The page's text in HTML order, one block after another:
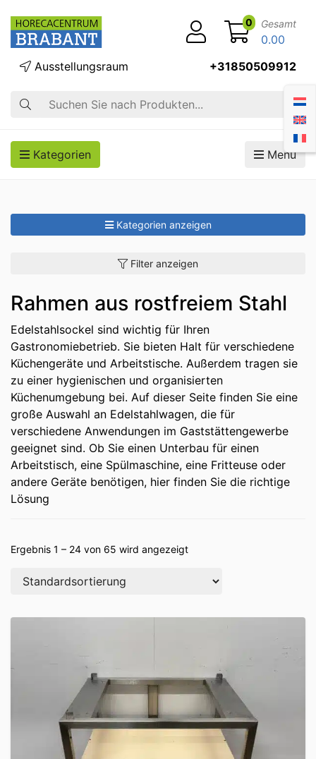
Suche
Ausstellungsraum +31850509912
0 Gesamt
0.00
Kategorien Menü
Kategorien anzeigen
Filter anzeigen
Rahmen aus rostfreiem Stahl
Edelstahlsockel sind wichtig für Ihren
Gastronomiebetrieb. Sie bieten Halt für verschiedene
Küchengeräte und Arbeitstische. Außerdem tragen sie
zu einer hygienischen und organisierten
Küchenumgebung bei. Auf dieser Seite finden Sie eine
große Auswahl an Edelstahlwagen, die für
verschiedene Anwendungen im Gaststättengewerbe
geeignet sind. Ob Sie einen Unterbau für einen
Arbeitstisch, eine Spülmaschine, eine Fritteuse oder
andere Geräte benötigen, hier finden Sie die richtige
Lösung
Ergebnis 1 – 24 von 65 wird angezeigt